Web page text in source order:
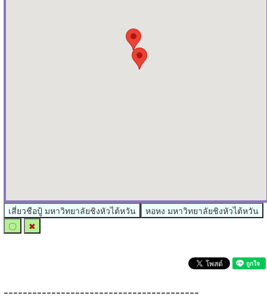
เสี่ยวชือปู้ มหาวิทยาลัยชิงหัวไต้หวัน
หอหง มหาวิทยาลัยชิงหัวไต้หวัน
〇
✖
-----------------------------------------